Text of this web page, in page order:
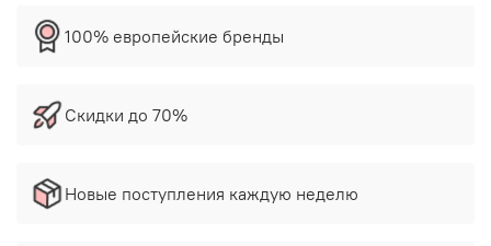
100% европейские бренды
Скидки до 70%
Новые поступления каждую неделю